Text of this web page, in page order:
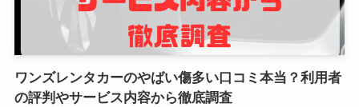
ワンズレンタカーのやばい傷多い口コミ本当？利用者
の評判やサービス内容から徹底調査